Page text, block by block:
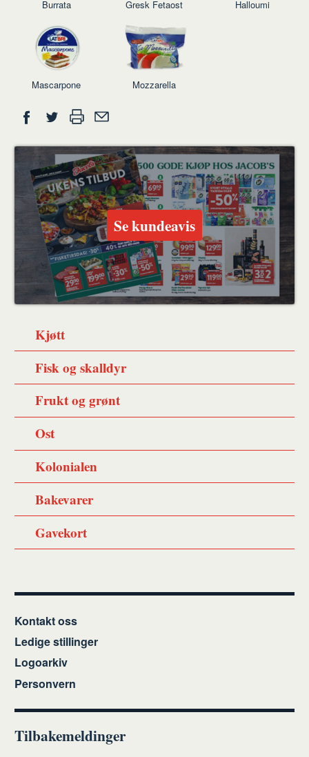
Burrata Gresk Fetaost Halloumi
Mascarpone Mozzarella
Del
på
Facebook
på
Twitter
ut en
venn
Se kundeavis
Kjøtt
Fisk og skalldyr
Frukt og grønt
Ost
Kolonialen
Bakevarer
Gavekort
Kontakt oss
Ledige stillinger
Logoarkiv
Personvern
Tilbakemeldinger